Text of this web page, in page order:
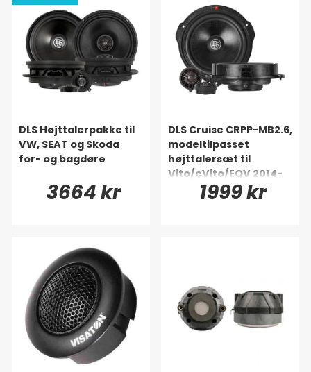
DLS Højttalerpakke til
VW, SEAT og Skoda
for- og bagdøre
3664 kr
DLS Cruise CRPP-MB2.6,
modeltilpasset
højttalersæt til
Vito/eVito/EQV 2014-
1999 kr